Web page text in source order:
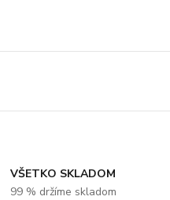
VŠETKO SKLADOM
99 % držíme skladom